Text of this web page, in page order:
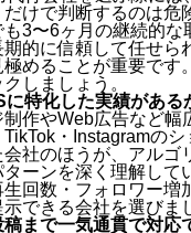
けで判断するのは危
3〜6ヶ月の継続的な
的に信頼して任せら
めることが重要です
しましょう。
特化した実績がある
作やWeb広告など幅
・Instagramのシ
会社のほうが、アルゴ
ーンを深く理解して
回数・フォロワー増
できる会社を選びま
まで一気通貫で対応